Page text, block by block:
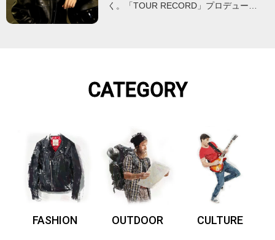
く。「TOUR RECORD」プロデュー…
CATEGORY
FASHION OUTDOOR CULTURE